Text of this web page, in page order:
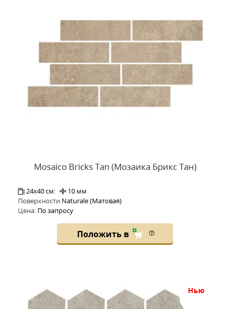
Mosaico Bricks Tan (Мозаика Брикс Тан)
24x40 см:
10 мм
Поверхности Naturale (Матовая)
Цена: По запросу
Положить в
нью